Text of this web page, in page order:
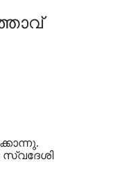
സ്വദേശി